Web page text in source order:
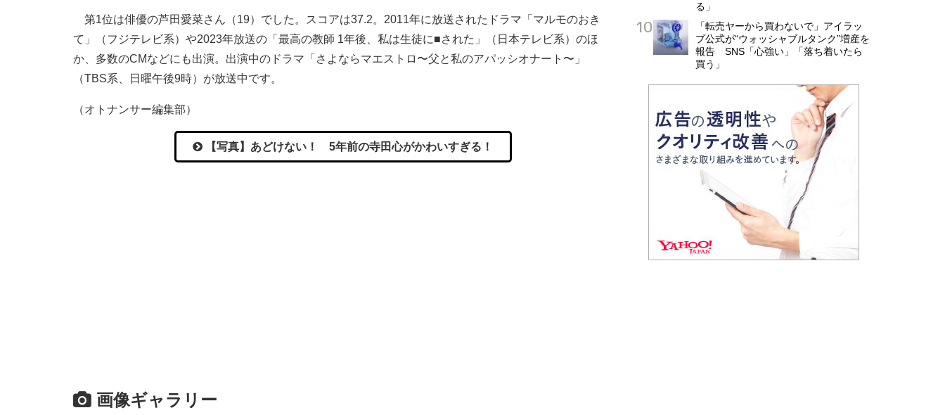
第1位は俳優の芦田愛菜さん（19）でした。スコアは37.2。2011年に放送されたドラマ「マルモのおき
て」（フジテレビ系）や2023年放送の「最高の教師 1年後、私は生徒に■された」（日本テレビ系）のほ
か、多数のCMなどにも出演。出演中のドラマ「さよならマエストロ〜父と私のアパッシオナート〜」
（TBS系、日曜午後9時）が放送中です。
（オトナンサー編集部）
【写真】あどけない！ 5年前の寺田心がかわいすぎる！
画像ギャラリー
る」
「転売ヤーから買わないで」アイラッ
プ公式が“ウォッシャブルタンク”増産を
報告 SNS「心強い」「落ち着いたら
買う」